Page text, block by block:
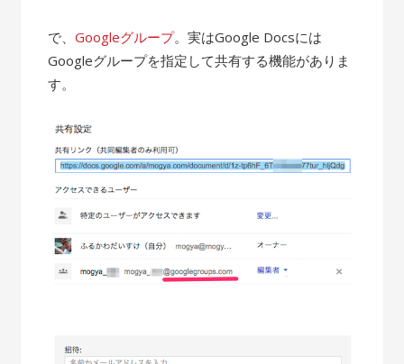
で、Googleグループ。実はGoogle Docsには
Googleグループを指定して共有する機能がありま
す。